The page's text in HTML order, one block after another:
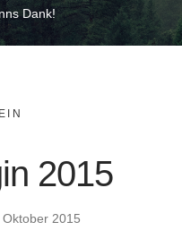
Dank!
2015
Oktober 2015